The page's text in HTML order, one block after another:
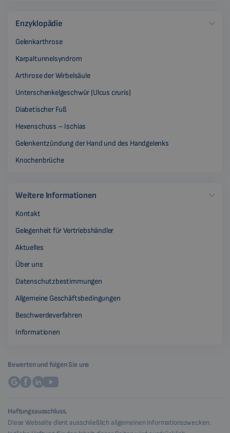
Enzyklopädie
Gelenkarthrose
Karpaltunnelsyndrom
Arthrose der Wirbelsäule
Unterschenkelgeschwür (Ulcus cruris)
Diabetischer Fuß
Hexenschuss – Ischias
Gelenkentzündung der Hand und des Handgelenks
Knochenbrüche
Weitere Informationen
Kontakt
Gelegenheit für Vertriebshändler
Aktuelles
Über uns
Datenschutzbestimmungen
Allgemeine Geschäftsbedingungen
Beschwerdeverfahren
Informationen
Bewerten und folgen Sie uns
Haftungsausschluss.
Diese Webseite dient ausschließlich allgemeinen Informationszwecken.